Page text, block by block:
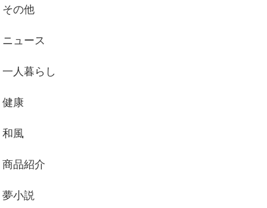
その他
ニュース
一人暮らし
健康
和風
商品紹介
夢小説